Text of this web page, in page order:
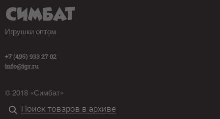
Игрушки оптом
+7 (495) 933 27 02
info@igr.ru
© 2018 «Симбат»